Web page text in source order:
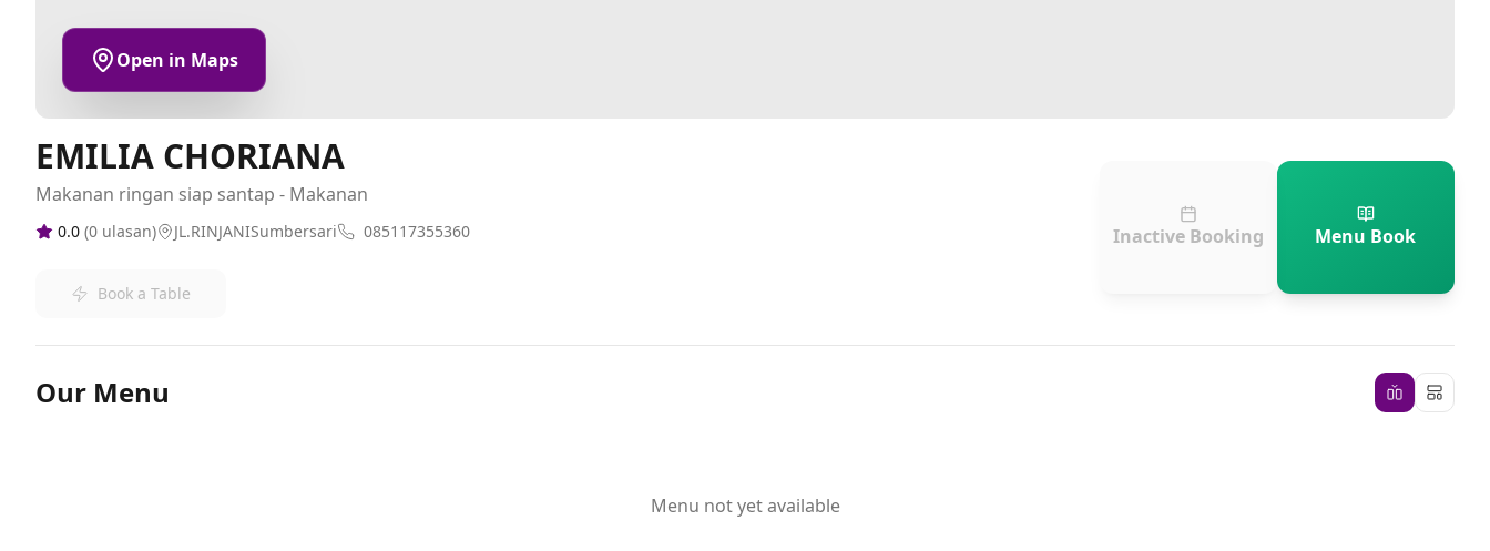
Open in Maps
EMILIA CHORIANA
Makanan ringan siap santap - Makanan
0.0 (0 ulasan) JL.RINJANISumbersari 085117355360
Book a Table
Inactive Booking Menu Book
Our Menu
Menu not yet available